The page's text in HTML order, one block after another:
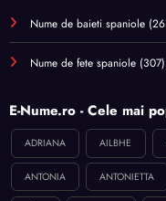
Nume de baieti spaniole
Nume de fete spaniole (307)
E-Nume.ro - Cele mai
ADRIANA AILBHE
ANTONIA ANTONIETTA